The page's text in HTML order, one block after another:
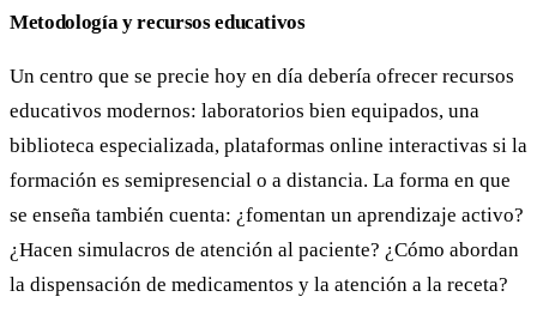
Metodología y recursos educativos
Un centro que se precie hoy en día debería ofrecer recursos
educativos modernos: laboratorios bien equipados, una
biblioteca especializada, plataformas online interactivas si la
formación es semipresencial o a distancia. La forma en que
se enseña también cuenta: ¿fomentan un aprendizaje activo?
¿Hacen simulacros de atención al paciente? ¿Cómo abordan
la dispensación de medicamentos y la atención a la receta?